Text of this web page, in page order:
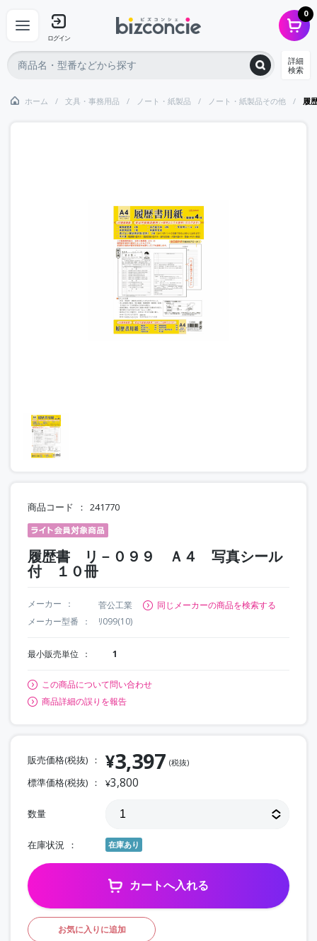
ログイン
0
詳細
検索
ホーム 文具・事務用品 ノート・紙製品 ノート・紙製品その他 履
商品コード 241770
履歴書 リ－０９９ Ａ４ 写真シール
付 １０冊
メーカー 菅公工業
同じメーカーの商品を検索する
メーカー型番
ﾘ099(10)
最小販売単位 1
この商品について問い合わせ
商品詳細の誤りを報告
販売価格(税抜) ¥3,397 (税抜)
標準価格(税抜) ¥3,800
数量
在庫状況 在庫あり
カートへ入れる
お気に入りに追加